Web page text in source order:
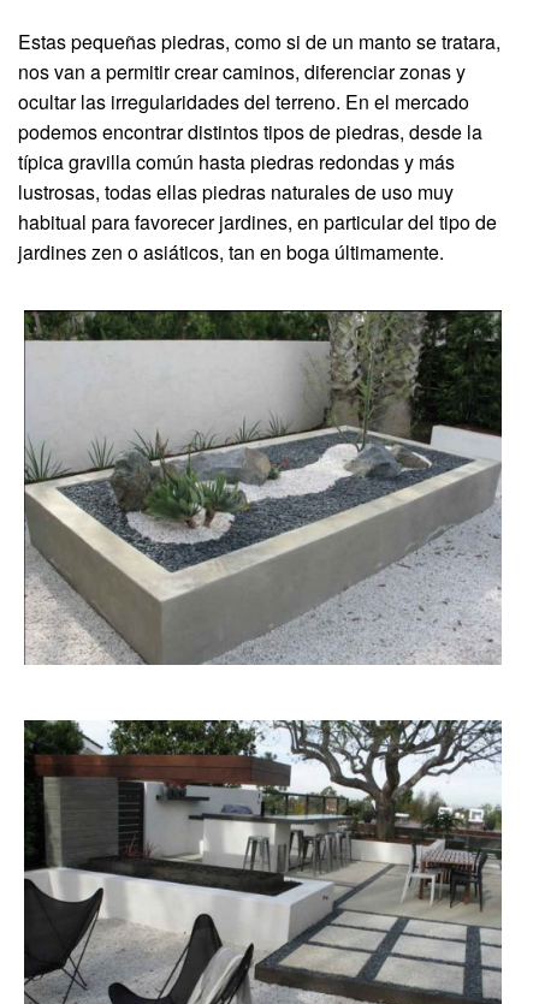
Estas pequeñas piedras, como si de un manto se tratara,
nos van a permitir crear caminos, diferenciar zonas y
ocultar las irregularidades del terreno. En el mercado
podemos encontrar distintos tipos de piedras, desde la
típica gravilla común hasta piedras redondas y más
lustrosas, todas ellas piedras naturales de uso muy
habitual para favorecer jardines, en particular del tipo de
jardines zen o asiáticos, tan en boga últimamente.